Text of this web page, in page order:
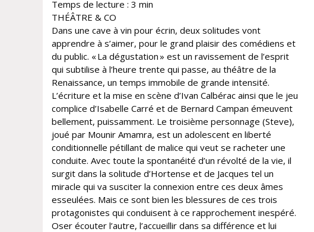
Temps de lecture : 3 min
THÉÂTRE & CO
Dans une cave à vin pour écrin, deux solitudes vont
apprendre à s’aimer, pour le grand plaisir des comédiens et
du public. « La dégustation » est un ravissement de l’esprit
qui subtilise à l’heure trente qui passe, au théâtre de la
Renaissance, un temps immobile de grande intensité.
L’écriture et la mise en scène d’Ivan Calbérac ainsi que le jeu
complice d’Isabelle Carré et de Bernard Campan émeuvent
bellement, puissamment. Le troisième personnage (Steve),
joué par Mounir Amamra, est un adolescent en liberté
conditionnelle pétillant de malice qui veut se racheter une
conduite. Avec toute la spontanéité d’un révolté de la vie, il
surgit dans la solitude d’Hortense et de Jacques tel un
miracle qui va susciter la connexion entre ces deux âmes
esseulées. Mais ce sont bien les blessures de ces trois
protagonistes qui conduisent à ce rapprochement inespéré.
Oser écouter l’autre, l’accueillir dans sa différence et lui